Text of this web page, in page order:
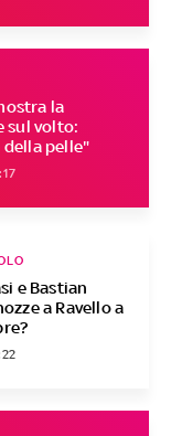
la
sul volto:
della pelle"
e Bastian
a Ravello a